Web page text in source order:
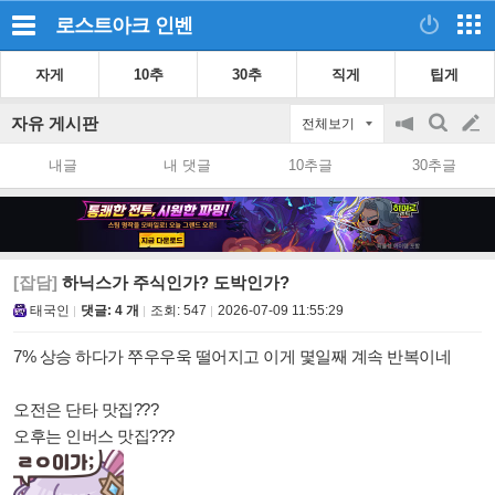
로스트아크 인벤
자게 10추 30추 직게 팁게
자유 게시판 전체보기
공
지
on/off
검
색
글
쓰
내글 내 댓글 10추글 30추글
[잡담] 하닉스가 주식인가? 도박인가?
태국인 댓글: 4 개 조회: 547 2026-07-09 11:55:29
7% 상승 하다가 쭈우우욱 떨어지고 이게 몇일째 계속 반복이네
오전은 단타 맛집???
오후는 인버스 맛집???